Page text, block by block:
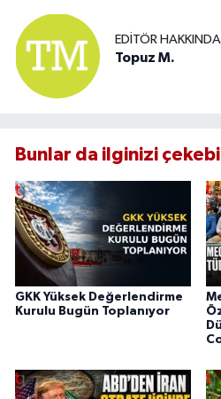
EDITÖR HAKKINDA
Topuz M.
Bunlar da ilginizi
GKK Yüksek Değerlendirme
Kurulu Bugün Toplanıyor